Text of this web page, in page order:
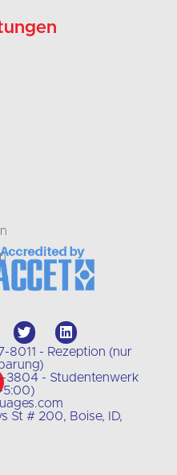
8011 - Rezeption (nur
3804 - Studentenwerk
5:00)
St # 200, Boise, ID,